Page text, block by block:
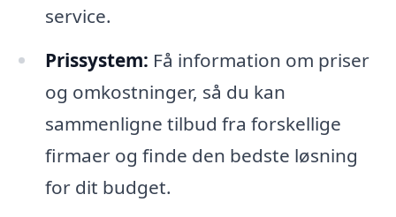
service.
Prissystem: Få information om priser
og omkostninger, så du kan
sammenligne tilbud fra forskellige
firmaer og finde den bedste løsning
for dit budget.